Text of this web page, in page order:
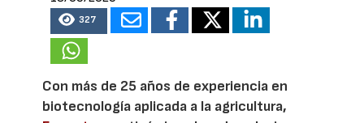
327
Con más de 25 años de experiencia en
biotecnología aplicada a la agricultura,